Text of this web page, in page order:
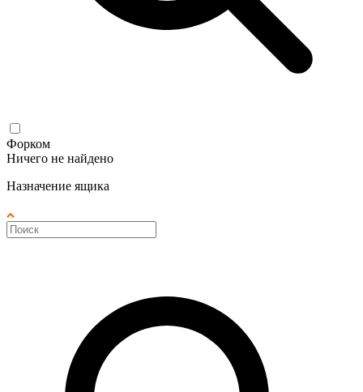
Форком
Ничего не найдено
Назначение ящика